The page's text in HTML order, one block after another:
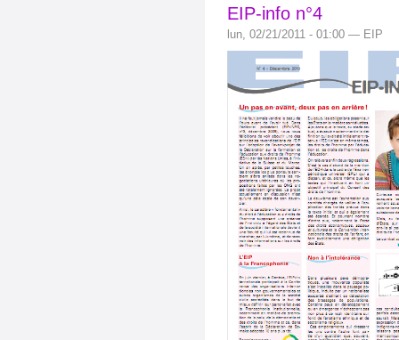
EIP-info n°4
lun, 02/21/2011 - 01:00 — EIP